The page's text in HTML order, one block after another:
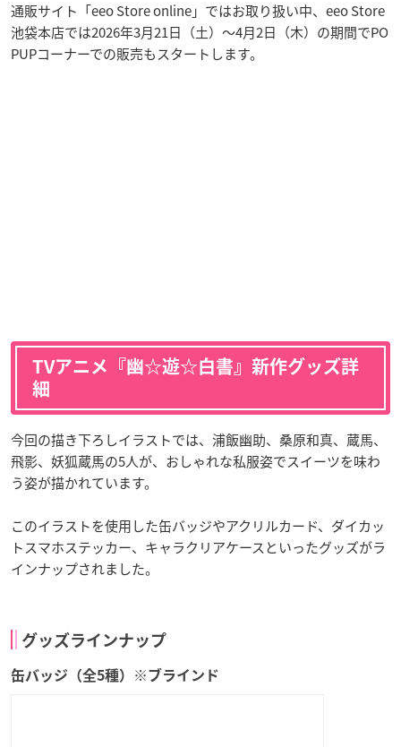
通販サイト「eeo Store online」ではお取り扱い中、eeo Store
池袋本店では2026年3月21日（土）～4月2日（木）の期間でPO
PUPコーナーでの販売もスタートします。
TVアニメ『幽☆遊☆白書』新作グッズ詳
細
今回の描き下ろしイラストでは、浦飯幽助、桑原和真、蔵馬、
飛影、妖狐蔵馬の5人が、おしゃれな私服姿でスイーツを味わ
う姿が描かれています。
このイラストを使用した缶バッジやアクリルカード、ダイカッ
トスマホステッカー、キャラクリアケースといったグッズがラ
インナップされました。
グッズラインナップ
缶バッジ（全5種）※ブラインド